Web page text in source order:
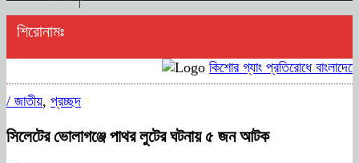
শিরোনামঃ
কিশোর গ্যাং প্রতিরোধে
/ জাতীয়, প্রচ্ছদ
সিলেটের ভোলাগঞ্জে পাথর লুটের ঘটনায় ৫ জন আটক